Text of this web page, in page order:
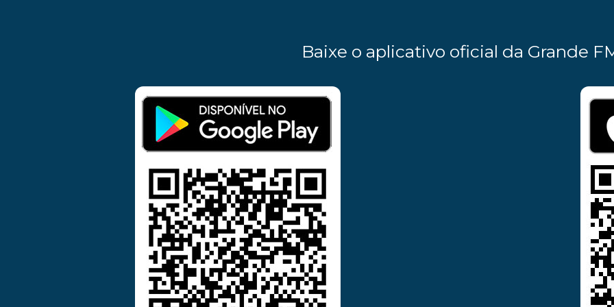
Baixe o aplicativo oficial da Grande